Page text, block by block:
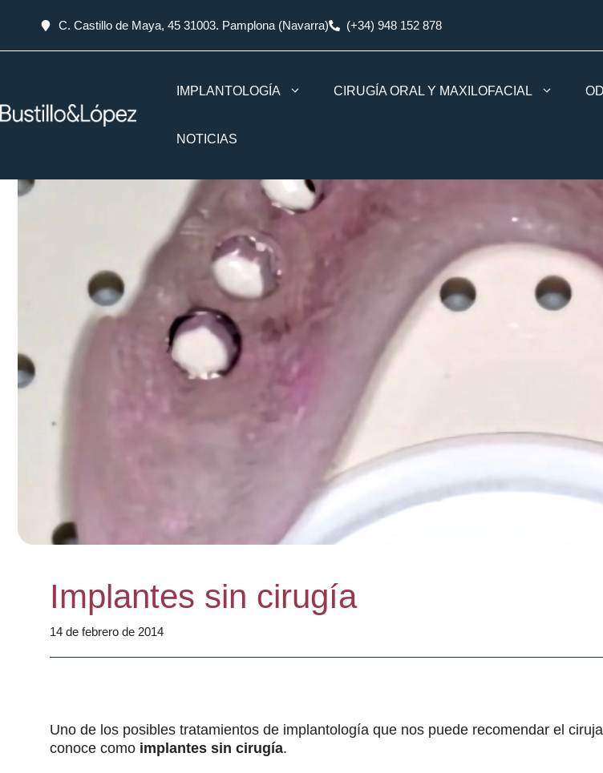
C. Castillo de Maya, 45 31003. Pamplona (Navarra) (+34) 948 152 878
IMPLANTOLOGÍA CIRUGÍA ORAL Y MAXILOFACIAL
NOTICIAS
Implantes sin cirugía
14 de febrero de 2014
Uno de los posibles tratamientos de implantología que nos puede recomendar el
conoce como implantes sin cirugía.